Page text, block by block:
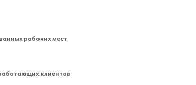
рабочих мест
клиентов